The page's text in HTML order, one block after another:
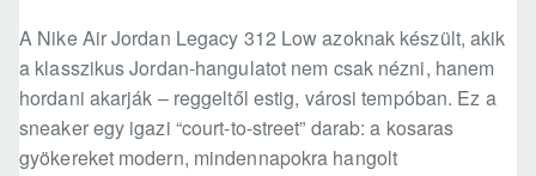
A Nike Air Jordan Legacy 312 Low azoknak készült, akik
a klasszikus Jordan-hangulatot nem csak nézni, hanem
hordani akarják – reggeltől estig, városi tempóban. Ez a
sneaker egy igazi “court-to-street” darab: a kosaras
gyökereket modern, mindennapokra hangolt